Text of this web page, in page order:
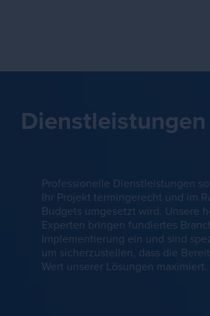
Dienstleistungen
Professionelle Dienstleistungen
Ihr Projekt termingerecht und im
Budgets umgesetzt wird. Unsere
Experten bringen fundiertes
Implementierung ein und sind
um sicherzustellen, dass die
Wert unserer Lösungen maximiert.